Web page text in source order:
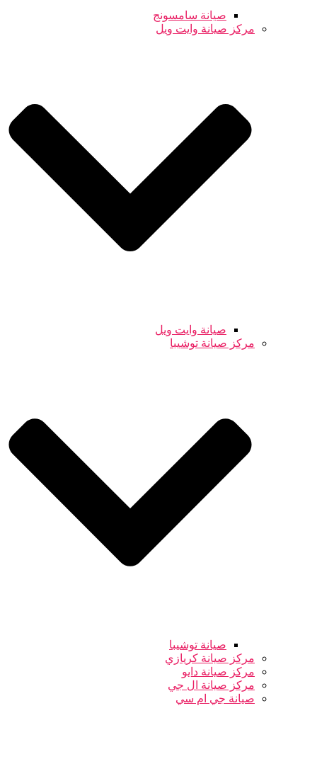
صيانة سامسونج
مركز صيانة وايت ويل
صيانة وايت ويل
مركز صيانة توشيبا
صيانة توشيبا
مركز صيانة كريازي
مركز صيانة دايو
مركز صيانة ال جي
صيانة جي ام سي